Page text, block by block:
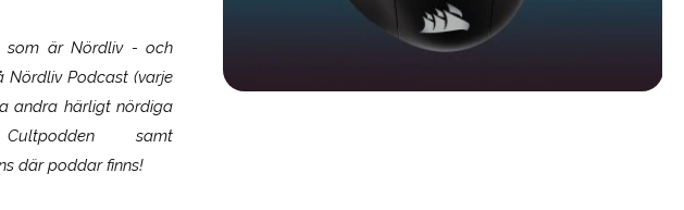
som ärNördliv- och
Nördliv Podcast (varje
andra härligt nördiga
samt
där poddar finns!